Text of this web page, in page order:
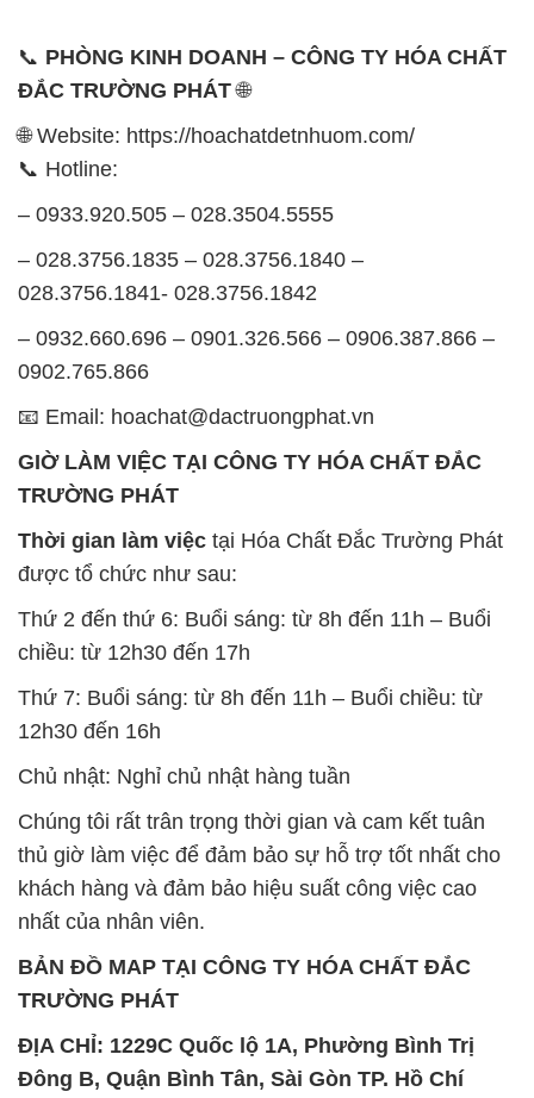
📞 PHÒNG KINH DOANH – CÔNG TY HÓA CHẤT
ĐẮC TRƯỜNG PHÁT🌐
🌐 Website: https://hoachatdetnhuom.com/
📞 Hotline:
– 0933.920.505 – 028.3504.5555
– 028.3756.1835 – 028.3756.1840 –
028.3756.1841- 028.3756.1842
– 0932.660.696 – 0901.326.566 – 0906.387.866 –
0902.765.866
📧 Email: hoachat@dactruongphat.vn
GIỜ LÀM VIỆC TẠI CÔNG TY HÓA CHẤT ĐẮC
TRƯỜNG PHÁT
Thời gian làm việc tại Hóa Chất Đắc Trường Phát
được tổ chức như sau:
Thứ 2 đến thứ 6: Buổi sáng: từ 8h đến 11h – Buổi
chiều: từ 12h30 đến 17h
Thứ 7: Buổi sáng: từ 8h đến 11h – Buổi chiều: từ
12h30 đến 16h
Chủ nhật: Nghỉ chủ nhật hàng tuần
Chúng tôi rất trân trọng thời gian và cam kết tuân
thủ giờ làm việc để đảm bảo sự hỗ trợ tốt nhất cho
khách hàng và đảm bảo hiệu suất công việc cao
nhất của nhân viên.
BẢN ĐỒ MAP TẠI CÔNG TY HÓA CHẤT ĐẮC
TRƯỜNG PHÁT
ĐỊA CHỈ: 1229C Quốc lộ 1A, Phường Bình Trị
Đông B, Quận Bình Tân, Sài Gòn TP. Hồ Chí